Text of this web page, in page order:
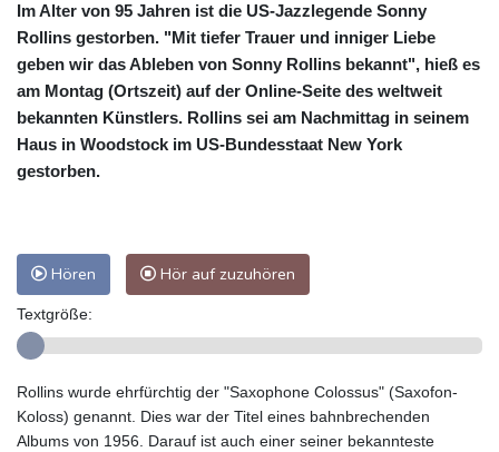
Im Alter von 95 Jahren ist die US-Jazzlegende Sonny
Rollins gestorben. "Mit tiefer Trauer und inniger Liebe
geben wir das Ableben von Sonny Rollins bekannt", hieß es
am Montag (Ortszeit) auf der Online-Seite des weltweit
bekannten Künstlers. Rollins sei am Nachmittag in seinem
Haus in Woodstock im US-Bundesstaat New York
gestorben.
Hören Hör auf zuzuhören
Textgröße:
Rollins wurde ehrfürchtig der "Saxophone Colossus" (Saxofon-
Koloss) genannt. Dies war der Titel eines bahnbrechenden
Albums von 1956. Darauf ist auch einer seiner bekannteste